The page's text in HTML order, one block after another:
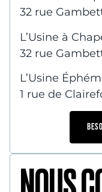
32 rue
L’Usine à
32 rue
L’Usine
1 rue de